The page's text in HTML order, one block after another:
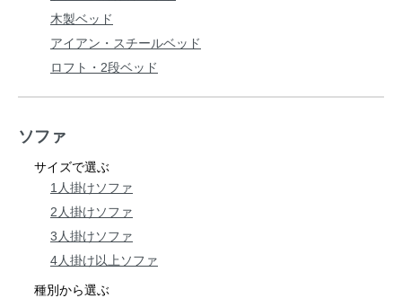
木製ベッド
アイアン・スチールベッド
ロフト・2段ベッド
ソファ
サイズで選ぶ
1人掛けソファ
2人掛けソファ
3人掛けソファ
4人掛け以上ソファ
種別から選ぶ